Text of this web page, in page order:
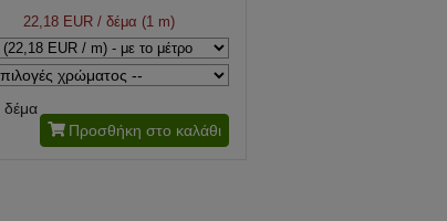
22,18 EUR/ δέμα (1 m)
δέμα
Προσθήκη στο καλάθι